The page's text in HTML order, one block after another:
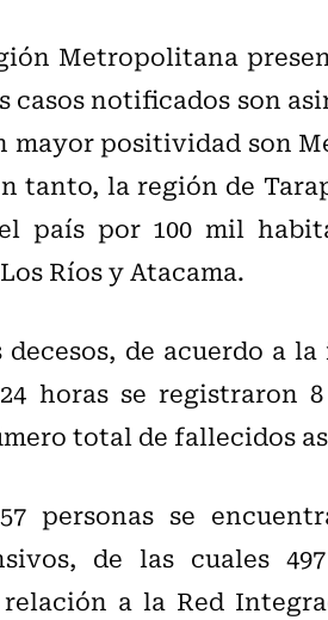
Metropolitana
casos notificados son
mayor positividad son
tanto, la región de
país por 100 mil
Ríos y Atacama.
de acuerdo a
horas se registraron
total de fallecidos
personas se
de las cuales
a la Red